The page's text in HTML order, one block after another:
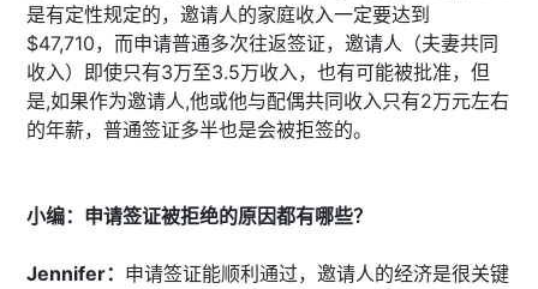
是有定性规定的，邀请人的家庭收入一定要达到
$47,710，而申请普通多次往返签证，邀请人（夫妻共同
收入）即使只有3万至3.5万收入，也有可能被批准，但
是,如果作为邀请人,他或他与配偶共同收入只有2万元左右
的年薪，普通签证多半也是会被拒签的。
小编：申请签证被拒绝的原因都有哪些？
Jennifer： 申请签证能顺利通过，邀请人的经济是很关键